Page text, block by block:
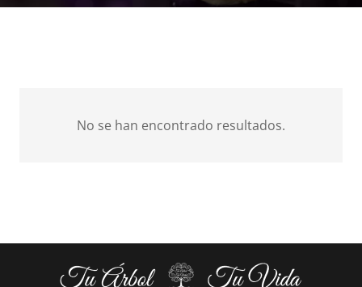
No se han encontrado resultados.